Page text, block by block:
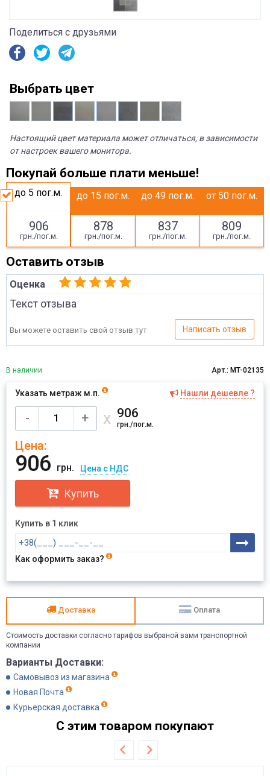
Поделиться с друзьями
Выбрать цвет
Настоящий цвет материала может отличаться, в зависимости
от настроек вашего монитора.
Покупай больше плати меньше!
до 5 пог.м.
906
грн./пог.м.
до 15 пог.м.
878
грн./пог.м.
до 49 пог.м.
837
грн./пог.м.
от 50 пог.м.
809
грн./пог.м.
Оставить отзыв
Оценка
Текст отзыва
Вы можете оставить свой отзыв тут Написать отзыв
В наличии Арт.: MT-02135
Указать метраж м.п. Нашли дешевле ?
- + х 906
грн./пог.м.
Цена:
906 грн. Цена с НДС
Купить
Купить в 1 клик
Как оформить заказ?
Доставка Оплата
Стоимость доставки согласно тарифов выбраной вами транспортной
компании
Варианты Доставки:
Самовывоз из магазина
Новая Почта
Курьерская доставка
С этим товаром покупают